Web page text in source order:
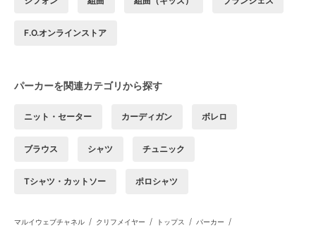
F.O.オンラインストア
パーカーを関連カテゴリから探す
ニット・セーター カーディガン ボレロ
ブラウス シャツ チュニック
Tシャツ・カットソー ポロシャツ
マルイウェブチャネル / クリフメイヤー / トップス / パーカー /